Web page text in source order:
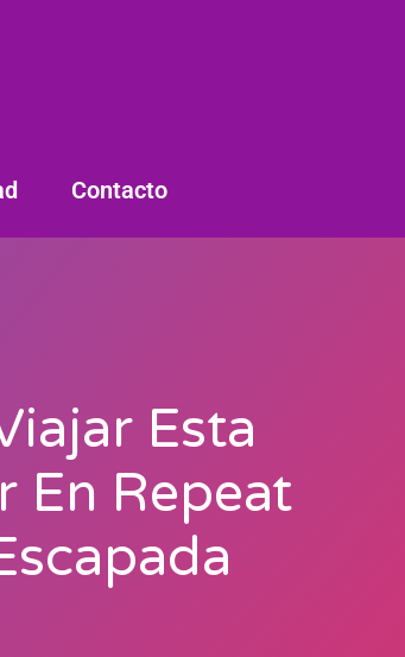
Contacto
Esta
En Repeat